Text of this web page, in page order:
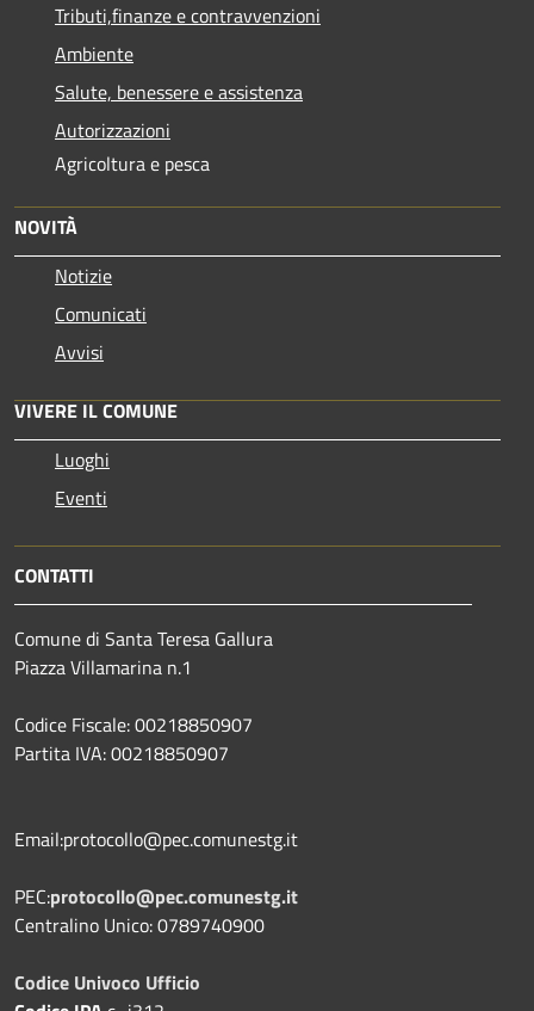
Tributi,finanze e contravvenzioni
Ambiente
Salute, benessere e assistenza
Autorizzazioni
Agricoltura e pesca
NOVITÀ
Notizie
Comunicati
Avvisi
VIVERE IL COMUNE
Luoghi
Eventi
CONTATTI
Comune di Santa Teresa Gallura
Piazza Villamarina n.1
Codice Fiscale: 00218850907
Partita IVA: 00218850907
Email:protocollo@pec.comunestg.it
PEC:protocollo@pec.comunestg.it
Centralino Unico: 0789740900
Codice Univoco Ufficio